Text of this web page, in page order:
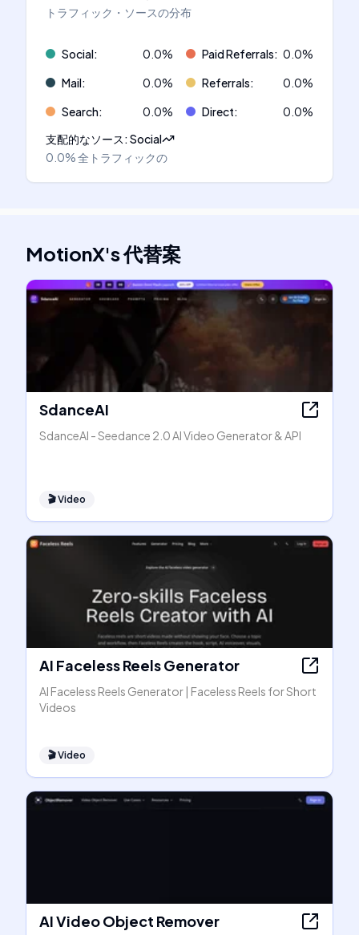
トラフィック・ソースの分布
Social: 0.0% Paid Referrals: 0.0%
Mail: 0.0% Referrals: 0.0%
Search: 0.0% Direct: 0.0%
支配的なソース:Social
0.0%全トラフィックの
MotionX's代替案
SdanceAI
SdanceAI - Seedance 2.0 AI Video Generator & API
🎬Video
AI Faceless Reels Generator
AI Faceless Reels Generator | Faceless Reels for Short
Videos
🎬Video
AI Video Object Remover